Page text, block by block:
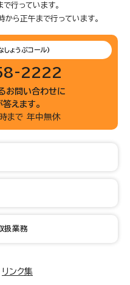
行っています。
ら正午まで行っています。
しょうぶコール)
2222
お問い合わせに
えます。
まで 年中無休
扱業務
リンク集